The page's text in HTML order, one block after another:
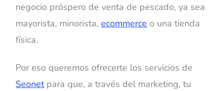
negocio próspero de venta de pescado, ya sea
mayorista, minorista,ecommerce o una tienda
física.
Por eso queremos ofrecerte los servicios de
Seonetpara que, a través del marketing, tu